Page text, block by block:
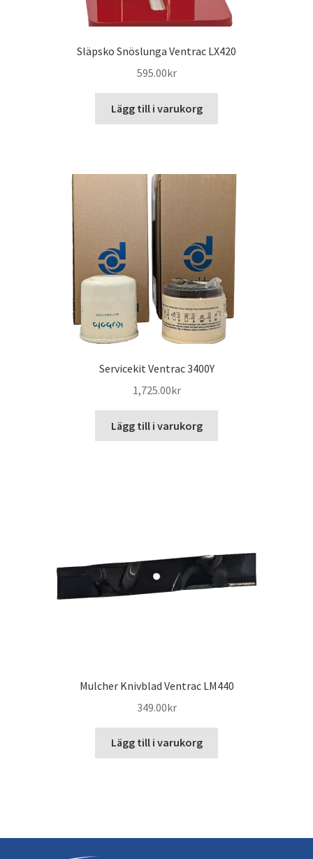
Släpsko Snöslunga Ventrac LX420
595.00kr
Lägg till i varukorg
Servicekit Ventrac 3400Y
1,725.00kr
Lägg till i varukorg
Mulcher Knivblad Ventrac LM440
349.00kr
Lägg till i varukorg